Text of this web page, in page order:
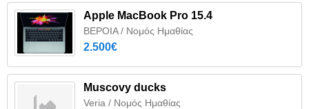
Apple MacBook Pro 15.4
ΒΕΡΟΙΑ / Νομός Ημαθίας
2.500€
Muscovy ducks
Veria / Νομός Ημαθίας